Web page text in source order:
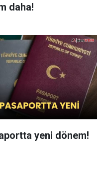
daha!
yeni dönem!